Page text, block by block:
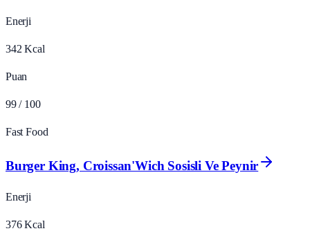
Enerji
342 Kcal
Puan
99 / 100
Fast Food
Burger King, Croissan'Wich Sosisli Ve Peynir
Enerji
376 Kcal